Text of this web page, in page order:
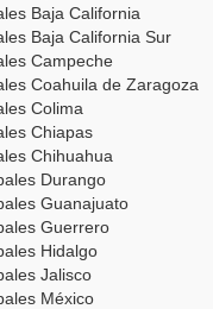
Baja California
Baja California Sur
Campeche
Coahuila de Zaragoza
Colima
Chiapas
Chihuahua
Durango
Guanajuato
Guerrero
Hidalgo
Jalisco
México